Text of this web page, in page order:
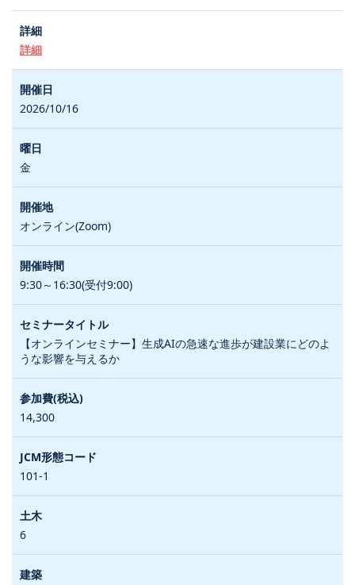
詳細
2026/10/16
金
オンライン(Zoom)
9:30～16:30(受付9:00)
【オンラインセミナー】生成AIの急速な進歩が建設業にどのよ
うな影響を与えるか
14,300
101-1
6